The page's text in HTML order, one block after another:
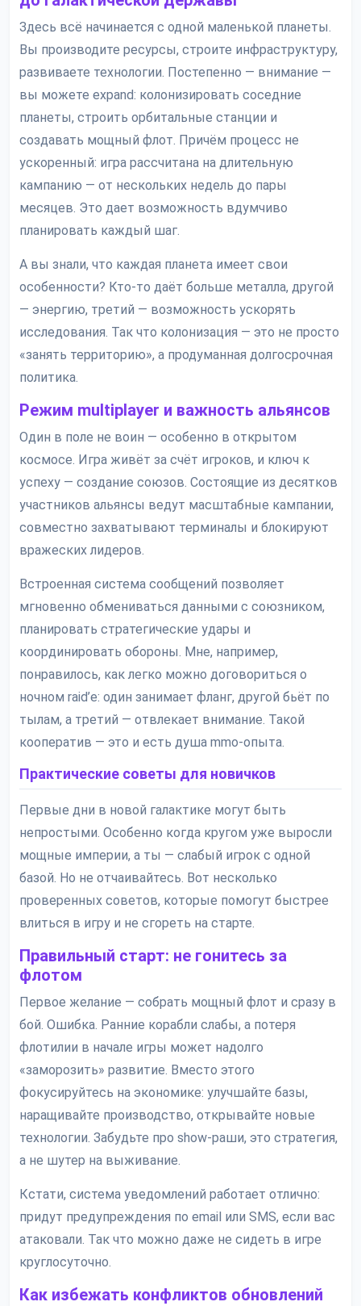
Здесь всё начинается с одной маленькой планеты.
Вы производите ресурсы, строите инфраструктуру,
развиваете технологии. Постепенно — внимание —
вы можете expand: колонизировать соседние
планеты, строить орбитальные станции и
создавать мощный флот. Причём процесс не
ускоренный: игра рассчитана на длительную
кампанию — от нескольких недель до пары
месяцев. Это дает возможность вдумчиво
планировать каждый шаг.
А вы знали, что каждая планета имеет свои
особенности? Кто-то даёт больше металла, другой
— энергию, третий — возможность ускорять
исследования. Так что колонизация — это не просто
«занять территорию», а продуманная долгосрочная
политика.
Режим multiplayer и важность альянсов
Один в поле не воин — особенно в открытом
космосе. Игра живёт за счёт игроков, и ключ к
успеху — создание союзов. Состоящие из десятков
участников альянсы ведут масштабные кампании,
совместно захватывают терминалы и блокируют
вражеских лидеров.
Встроенная система сообщений позволяет
мгновенно обмениваться данными с союзником,
планировать стратегические удары и
координировать обороны. Мне, например,
понравилось, как легко можно договориться о
ночном raid’е: один занимает фланг, другой бьёт по
тылам, а третий — отвлекает внимание. Такой
кооператив — это и есть душа mmo-опыта.
Практические советы для новичков
Первые дни в новой галактике могут быть
непростыми. Особенно когда кругом уже выросли
мощные империи, а ты — слабый игрок с одной
базой. Но не отчаивайтесь. Вот несколько
проверенных советов, которые помогут быстрее
влиться в игру и не сгореть на старте.
Правильный старт: не гонитесь за
флотом
Первое желание — собрать мощный флот и сразу в
бой. Ошибка. Ранние корабли слабы, а потеря
флотилии в начале игры может надолго
«заморозить» развитие. Вместо этого
фокусируйтесь на экономике: улучшайте базы,
наращивайте производство, открывайте новые
технологии. Забудьте про show-раши, это стратегия,
а не шутер на выживание.
Кстати, система уведомлений работает отлично:
придут предупреждения по email или SMS, если вас
атаковали. Так что можно даже не сидеть в игре
круглосуточно.
Как избежать конфликтов обновлений